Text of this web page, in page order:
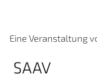
Eine Veranstaltung